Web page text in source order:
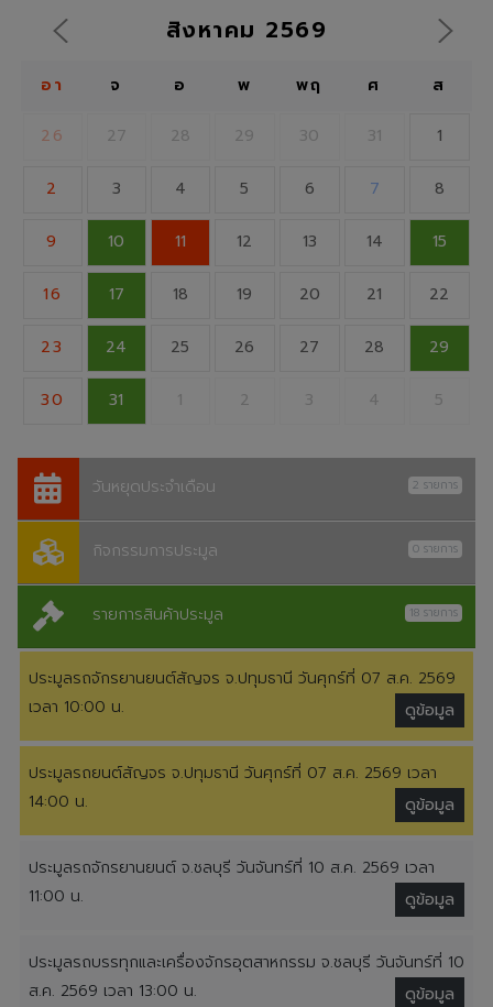
สิงหาคม 2569
อา จ อ พ พฤ ศ ส
26 27 28 29 30 31 1
2 3 4 5 6 7 8
9 10 11 12 13 14 15
16 17 18 19 20 21 22
23 24 25 26 27 28 29
30 31 1 2 3 4 5
วันหยุดประจำเดือน 2 รายการ
กิจกรรมการประมูล 0 รายการ
รายการสินค้าประมูล 18 รายการ
ประมูลรถจักรยานยนต์สัญจร จ.ปทุมธานี วันศุกร์ที่ 07 ส.ค. 2569
เวลา 10:00 น.
ดูข้อมูล
ประมูลรถยนต์สัญจร จ.ปทุมธานี วันศุกร์ที่ 07 ส.ค. 2569 เวลา
14:00 น.
ดูข้อมูล
ประมูลรถจักรยานยนต์ จ.ชลบุรี วันจันทร์ที่ 10 ส.ค. 2569 เวลา
11:00 น.
ดูข้อมูล
ประมูลรถบรรทุกและเครื่องจักรอุตสาหกรรม จ.ชลบุรี วันจันทร์ที่ 10
ส.ค. 2569 เวลา 13:00 น.
ดูข้อมูล